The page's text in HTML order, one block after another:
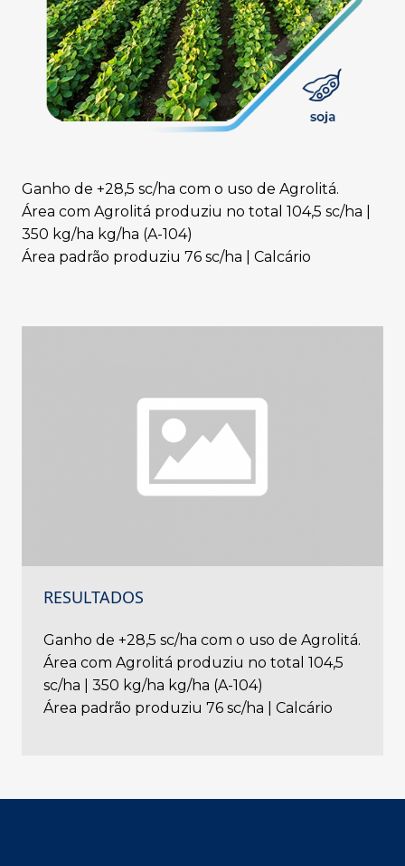
Ganho de +28,5 sc/ha com o uso de Agrolitá.
Área com Agrolitá produziu no total 104,5 sc/ha |
350 kg/ha kg/ha (A-104)
Área padrão produziu 76 sc/ha | Calcário
RESULTADOS
Ganho de +28,5 sc/ha com o uso de Agrolitá.
Área com Agrolitá produziu no total 104,5
sc/ha | 350 kg/ha kg/ha (A-104)
Área padrão produziu 76 sc/ha | Calcário